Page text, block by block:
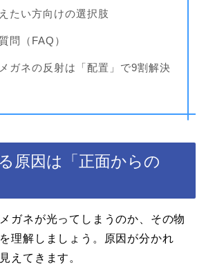
たい方向けの選択肢
問（FAQ）
ガネの反射は「配置」で9割解決
原因は「正面からの
ガネが光ってしまうのか、その物
理解しましょう。原因が分かれ
えてきます。